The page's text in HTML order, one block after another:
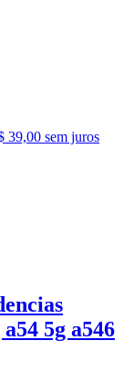
39,00 sem juros
5g a546